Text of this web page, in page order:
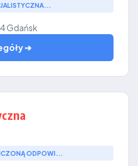
Gdańsk
➔
ODPOWI...